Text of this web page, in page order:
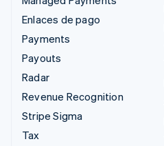
Enlaces de pago
Payments
Payouts
Radar
Revenue Recognition
Stripe Sigma
Tax